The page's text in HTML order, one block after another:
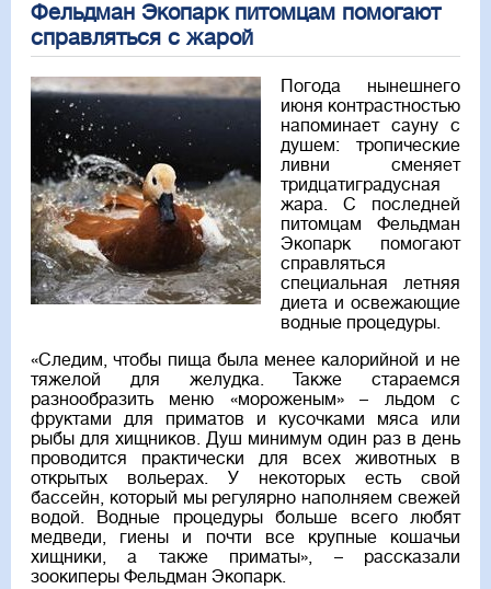
Фельдман Экопарк питомцам помогают
справляться с жарой
Погода нынешнего
июня контрастностью
напоминает сауну с
душем: тропические
ливни сменяет
тридцатиградусная
жара. С последней
питомцам Фельдман
Экопарк помогают
справляться
специальная летняя
диета и освежающие
водные процедуры.
«Следим, чтобы пища была менее калорийной и не
тяжелой для желудка. Также стараемся
разнообразить меню «мороженым» – льдом с
фруктами для приматов и кусочками мяса или
рыбы для хищников. Душ минимум один раз в день
проводится практически для всех животных в
открытых вольерах. У некоторых есть свой
бассейн, который мы регулярно наполняем свежей
водой. Водные процедуры больше всего любят
медведи, гиены и почти все крупные кошачьи
хищники, а также приматы», – рассказали
зоокиперы Фельдман Экопарк.